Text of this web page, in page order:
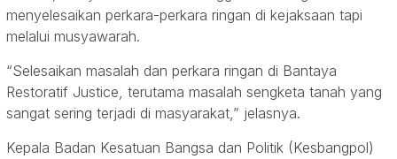
menyelesaikan perkara-perkara ringan di kejaksaan tapi
melalui musyawarah.
“Selesaikan masalah dan perkara ringan di Bantaya
Restoratif Justice, terutama masalah sengketa tanah yang
sangat sering terjadi di masyarakat,” jelasnya.
Kepala Badan Kesatuan Bangsa dan Politik (Kesbangpol)